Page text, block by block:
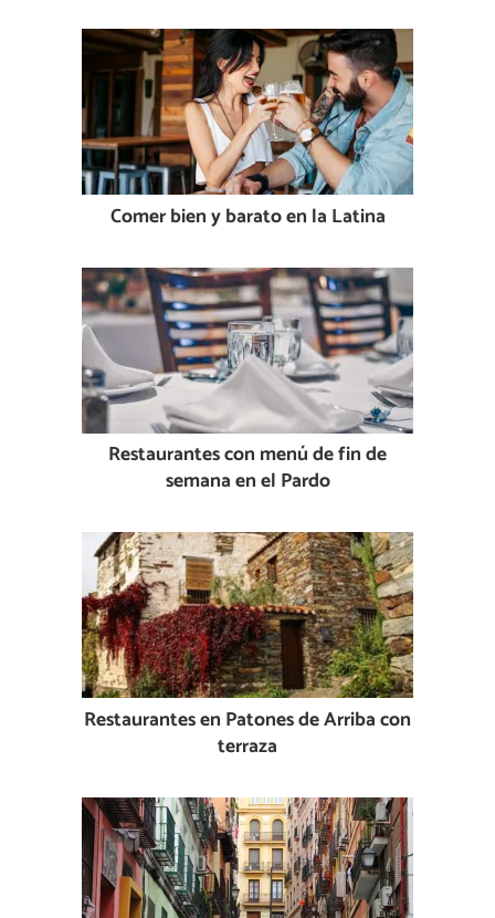
Comer bien y barato en la Latina
Restaurantes con menú de fin de
semana en el Pardo
Restaurantes en Patones de Arriba con
terraza